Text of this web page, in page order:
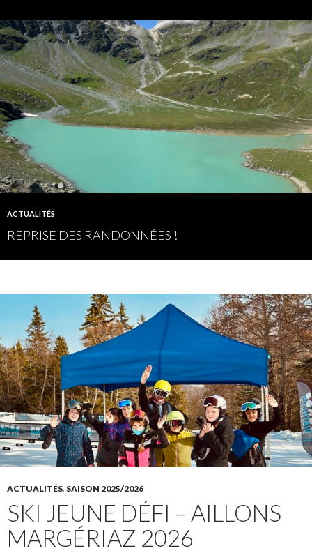
ACTUALITÉS
REPRISE DES RANDONNÉES !
ACTUALITÉS, SAISON 2025/2026
SKI JEUNE DÉFI – AILLONS
MARGÉRIAZ 2026